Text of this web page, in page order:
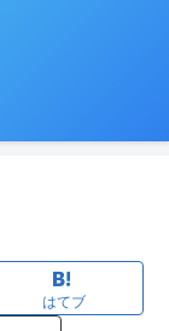
はてブ